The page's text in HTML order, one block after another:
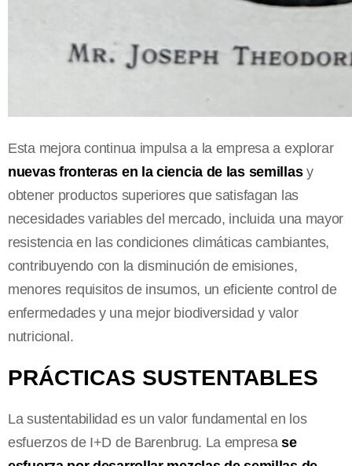
Esta mejora continua impulsa a la empresa a explorar
nuevas fronteras en la ciencia de las semillasy
obtener productos superiores que satisfagan las
necesidades variables del mercado, incluida una mayor
resistencia en las condiciones climáticas cambiantes,
contribuyendo con la disminución de emisiones,
menores requisitos de insumos, un eficiente control de
enfermedades y una mejor biodiversidad y valor
nutricional.
PRÁCTICAS SUSTENTABLES
La sustentabilidad es un valor fundamental en los
esfuerzos de I+D de Barenbrug. La empresase